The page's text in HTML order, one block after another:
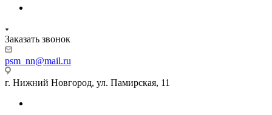
Заказать звонок
psm_nn@mail.ru
г. Нижний Новгород, ул. Памирская, 11